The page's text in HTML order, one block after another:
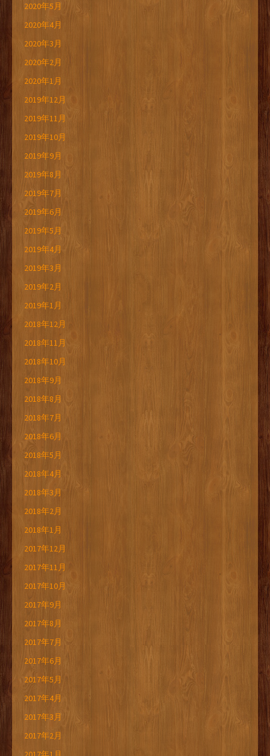
2020年5月
2020年4月
2020年3月
2020年2月
2020年1月
2019年12月
2019年11月
2019年10月
2019年9月
2019年8月
2019年7月
2019年6月
2019年5月
2019年4月
2019年3月
2019年2月
2019年1月
2018年12月
2018年11月
2018年10月
2018年9月
2018年8月
2018年7月
2018年6月
2018年5月
2018年4月
2018年3月
2018年2月
2018年1月
2017年12月
2017年11月
2017年10月
2017年9月
2017年8月
2017年7月
2017年6月
2017年5月
2017年4月
2017年3月
2017年2月